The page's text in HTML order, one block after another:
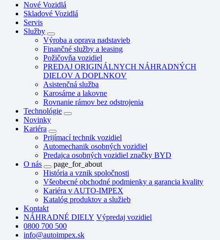
Nové Vozidlá
Skladové Vozidlá
Servis
Služby
Výroba a oprava nadstavieb
Finančné služby a leasing
Požičovňa vozidiel
PREDAJ ORIGINÁLNYCH NÁHRADNÝCH
DIELOV A DOPLNKOV
Asistenčná služba
Karosárne a lakovne
Rovnanie rámov bez odstrojenia
Technológie
Novinky
Kariéra
Prijímací technik vozidiel
Automechanik osobných vozidiel
Predajca osobných vozidiel značky BYD
O nás
page_for_about
História a vznik spoločnosti
Všeobecné obchodné podmienky a garancia kvality
Kariéra v AUTO-IMPEX
Katalóg produktov a služieb
Kontakt
NÁHRADNÉ DIELY Výpredaj vozidiel
0800 700 500
info@autoimpex.sk